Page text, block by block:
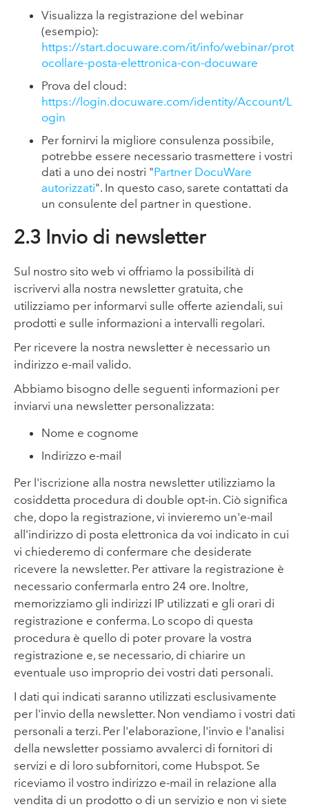
Visualizza la registrazione del webinar
(esempio):
https://start.docuware.com/it/info/webinar/prot
ocollare-posta-elettronica-con-docuware
Prova del cloud:
https://login.docuware.com/identity/Account/L
ogin
Per fornirvi la migliore consulenza possibile,
potrebbe essere necessario trasmettere i vostri
dati a uno dei nostri "Partner DocuWare
autorizzati". In questo caso, sarete contattati da
un consulente del partner in questione.
2.3 Invio di newsletter
Sul nostro sito web vi offriamo la possibilità di
iscrivervi alla nostra newsletter gratuita, che
utilizziamo per informarvi sulle offerte aziendali, sui
prodotti e sulle informazioni a intervalli regolari.
Per ricevere la nostra newsletter è necessario un
indirizzo e-mail valido.
Abbiamo bisogno delle seguenti informazioni per
inviarvi una newsletter personalizzata:
Nome e cognome
Indirizzo e-mail
Per l'iscrizione alla nostra newsletter utilizziamo la
cosiddetta procedura di double opt-in. Ciò significa
che, dopo la registrazione, vi invieremo un'e-mail
all'indirizzo di posta elettronica da voi indicato in cui
vi chiederemo di confermare che desiderate
ricevere la newsletter. Per attivare la registrazione è
necessario confermarla entro 24 ore. Inoltre,
memorizziamo gli indirizzi IP utilizzati e gli orari di
registrazione e conferma. Lo scopo di questa
procedura è quello di poter provare la vostra
registrazione e, se necessario, di chiarire un
eventuale uso improprio dei vostri dati personali.
I dati qui indicati saranno utilizzati esclusivamente
per l'invio della newsletter. Non vendiamo i vostri dati
personali a terzi. Per l'elaborazione, l'invio e l'analisi
della newsletter possiamo avvalerci di fornitori di
servizi e di loro subfornitori, come Hubspot. Se
riceviamo il vostro indirizzo e-mail in relazione alla
vendita di un prodotto o di un servizio e non vi siete